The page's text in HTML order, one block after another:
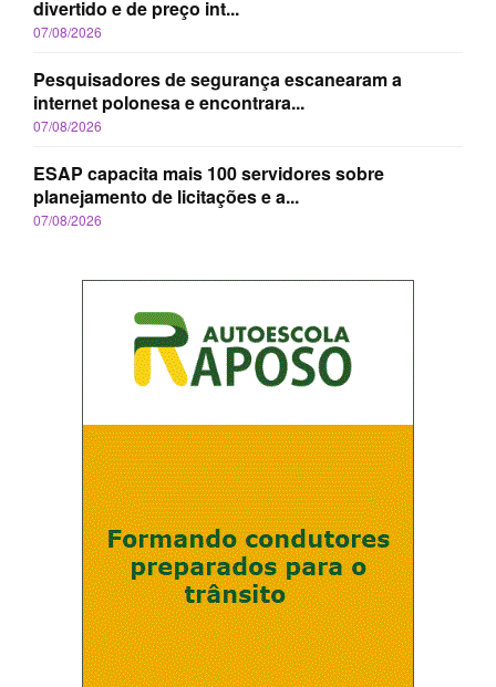
divertido e de preço int...
07/08/2026
Pesquisadores de segurança escanearam a
internet polonesa e encontrara...
07/08/2026
ESAP capacita mais 100 servidores sobre
planejamento de licitações e a...
07/08/2026